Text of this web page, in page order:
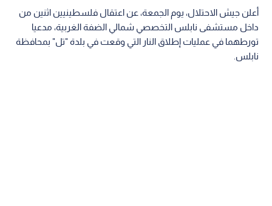
أعلن جيش الاحتلال، يوم الجمعة، عن اعتقال فلسطينيين اثنين من
داخل مستشفى نابلس التخصصي شمالي الضفة الغربية، مدعيا
تورطهما في عمليات إطلاق النار التي وقعت في بلدة "تل" بمحافظة
نابلس.